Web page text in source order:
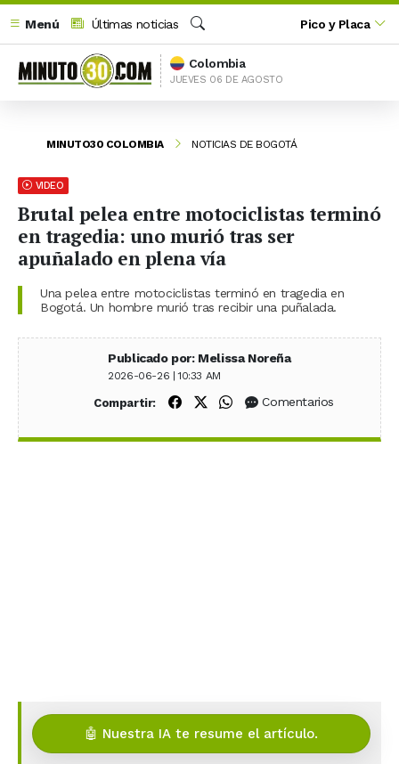
Menú
Últimas noticias
Buscar
Pico y Placa
Colombia
JUEVES 06 DE AGOSTO
MINUTO30 COLOMBIA NOTICIAS DE BOGOTÁ
VIDEO
Brutal pelea entre motociclistas terminó
en tragedia: uno murió tras ser
apuñalado en plena vía
Una pelea entre motociclistas terminó en tragedia en
Bogotá. Un hombre murió tras recibir una puñalada.
Publicado por: Melissa Noreña
2026-06-26 | 10:33 AM
Compartir: Compartir en Facebook
Compartir en X (Twitter)
Compartir en WhatsApp
Comentarios
🤖 Nuestra IA te resume el artículo.